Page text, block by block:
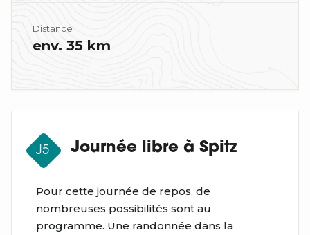
Distance
env. 35 km
J5 Journée libre à Spitz
Pour cette journée de repos, de
nombreuses possibilités sont au
programme. Une randonnée dans la